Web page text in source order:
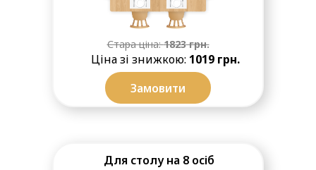
Замовити
Для столу на 8 осіб
Стара ціна:1823грн.
Ціна зі знижкою: 1019 грн.